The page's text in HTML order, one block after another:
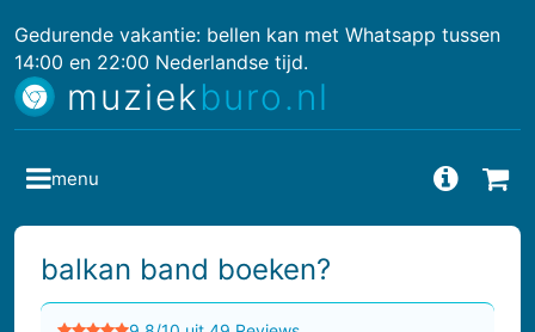
Gedurende vakantie: bellen kan met Whatsapp tussen
14:00 en 22:00 Nederlandse tijd.
muziekburo.nl
balkan band boeken?
menu